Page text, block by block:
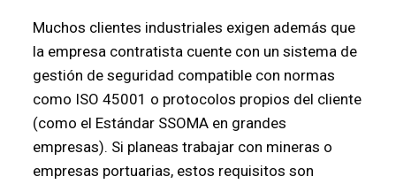
Muchos clientes industriales exigen además que
la empresa contratista cuente con un sistema de
gestión de seguridad compatible con normas
como ISO 45001 o protocolos propios del cliente
(como el Estándar SSOMA en grandes
empresas). Si planeas trabajar con mineras o
empresas portuarias, estos requisitos son